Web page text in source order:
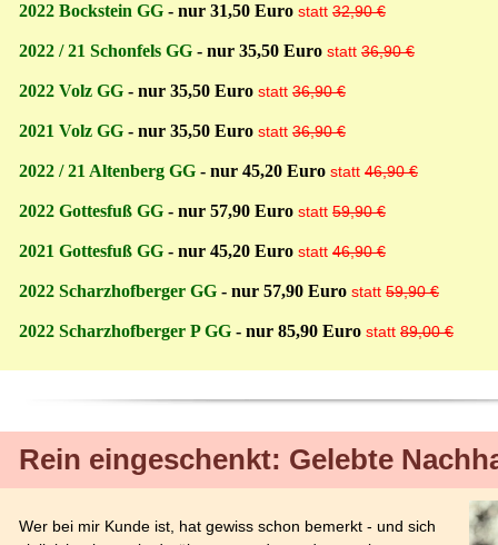
2022 Bockstein GG - nur 31,50 Euro statt 32,90 €
2022 / 21 Schonfels GG - nur 35,50 Euro statt 36,90 €
2022 Volz GG - nur 35,50 Euro statt 36,90 €
2021 Volz GG - nur 35,50 Euro statt 36,90 €
2022 / 21 Altenberg GG - nur 45,20 Euro statt 46,90 €
2022 Gottesfuß GG - nur 57,90 Euro statt 59,90 €
2021 Gottesfuß GG - nur 45,20 Euro statt 46,90 €
2022 Scharzhofberger GG - nur 57,90 Euro statt 59,90 €
2022 Scharzhofberger P GG - nur 85,90 Euro statt 89,00 €
Rein eingeschenkt: Gelebte
Wer bei mir Kunde ist, hat gewiss schon bemerkt - und sich